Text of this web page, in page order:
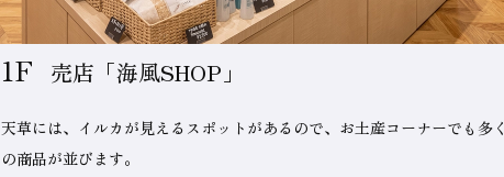
1F 売店「海風SHOP」
天草には、イルカが見えるスポットがあるので、お土産コーナーでも多く
の商品が並びます。